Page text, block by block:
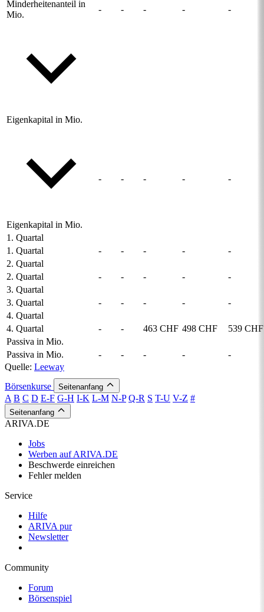
Minderheitenanteil in
Mio.
- - - - -
Eigenkapital in Mio.
Eigenkapital in Mio.
- - - - -
1. Quartal
1. Quartal
- - - -
-
2. Quartal
2. Quartal
- - - -
-
3. Quartal
3. Quartal
- - - -
-
4. Quartal
4. Quartal
- - 463 CHF 498 CHF
539 CHF
Passiva in Mio.
Passiva in Mio.
- - - -
-
Quelle: Leeway
Börsenkurse
Seitenanfang
A B C D E-F G-H I-K L-M N-P Q-R S T-U V-Z #
Seitenanfang
ARIVA.DE
Jobs
Werben auf ARIVA.DE
Beschwerde einreichen
Fehler melden
Service
Hilfe
ARIVA pur
Newsletter
Community
Forum
Börsenspiel